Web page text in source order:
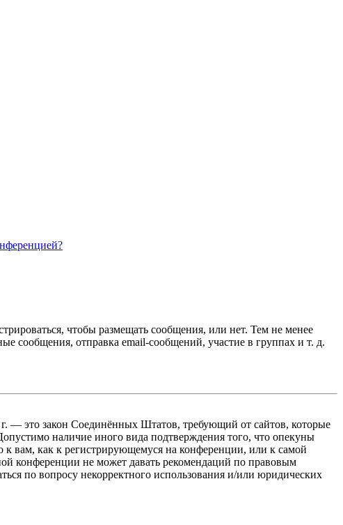
чтобы размещать сообщения, или нет. Тем не менее
сообщения, отправка email-сообщений, участие в группах и т. д.
— это закон Соединённых Штатов, требующий от сайтов, которые
наличие иного вида подтверждения того, что опекуны
вам, как к регистрирующемуся на конференции, или к самой
конференции не может давать рекомендаций по правовым
по вопросу некорректного использования и/или юридических